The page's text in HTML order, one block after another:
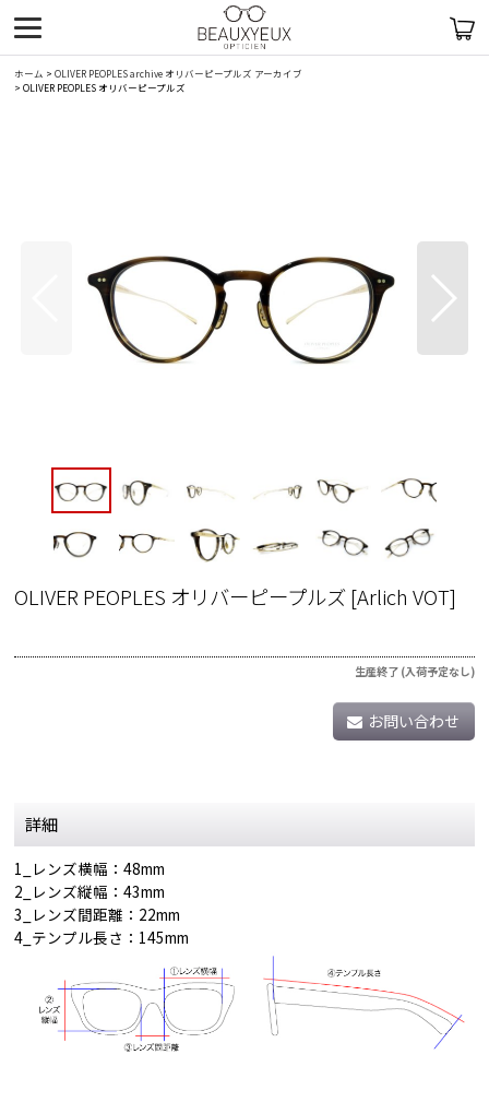
ホーム > OLIVER PEOPLES archive オリバーピープルズ アーカイブ
> OLIVER PEOPLES オリバーピープルズ
OLIVER PEOPLES オリバーピープルズ[Arlich VOT]
生産終了 (入荷予定なし)
お問い合わせ
詳細
1_レンズ横幅：48mm
2_レンズ縦幅：43mm
3_レンズ間距離：22mm
4_テンプル長さ：145mm